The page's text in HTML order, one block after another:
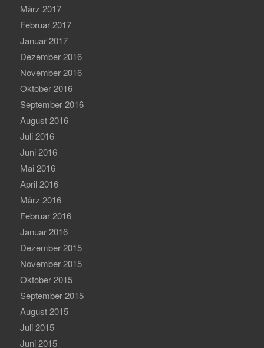
März 2017
Februar 2017
Januar 2017
Dezember 2016
November 2016
Oktober 2016
September 2016
August 2016
Juli 2016
Juni 2016
Mai 2016
April 2016
März 2016
Februar 2016
Januar 2016
Dezember 2015
November 2015
Oktober 2015
September 2015
August 2015
Juli 2015
Juni 2015